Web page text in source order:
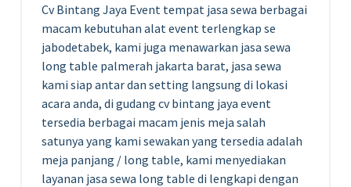
Cv Bintang Jaya Event tempat jasa sewa berbagai
macam kebutuhan alat event terlengkap se
jabodetabek, kami juga menawarkan jasa sewa
long table palmerah jakarta barat, jasa sewa
kami siap antar dan setting langsung di lokasi
acara anda, di gudang cv bintang jaya event
tersedia berbagai macam jenis meja salah
satunya yang kami sewakan yang tersedia adalah
meja panjang / long table, kami menyediakan
layanan jasa sewa long table di lengkapi dengan